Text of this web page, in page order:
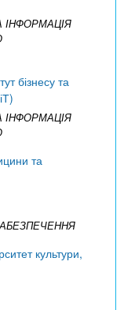
ІНФОРМАЦІЯ
бізнесу та
ІНФОРМАЦІЯ
та
культури,